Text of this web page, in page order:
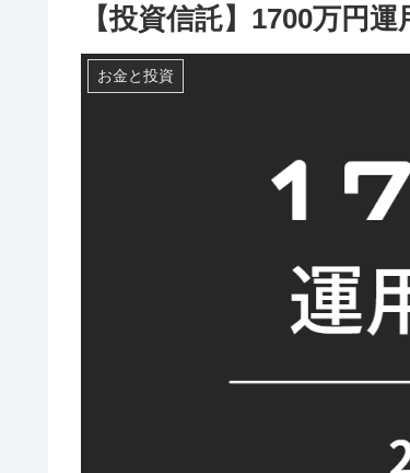
【投資信託】1700万円運
お金と投資